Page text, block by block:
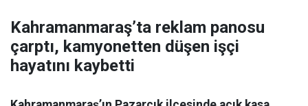
Kahramanmaraş’ta reklam panosu
çarptı, kamyonetten düşen işçi
hayatını kaybetti